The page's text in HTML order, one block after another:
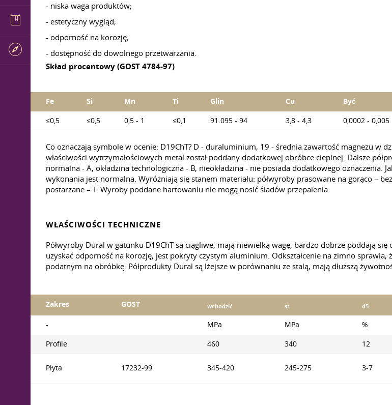
- niska waga produktów;
- estetyczny wygląd;
- odporność na korozję;
- dostępność do dowolnego przetwarzania.
Skład procentowy (GOST 4784-97)
Fe Si Mn Ti Glin Cu Być
≤0,5 ≤0,5 0,5 - 1 ≤0,1 91.095 - 94 3,8 - 4,3 0,0002 - 0,005
Co oznaczają symbole w ocenie: D19ChT? D - duraluminium, 19 - średnia zawartość magnezu w
właściwości wytrzymałościowych metal został poddany dodatkowej obróbce cieplnej. Dalsze
normalna - A, okładzina technologiczna - B, nieokładzina - nie posiada dodatkowego oznaczenia.
wykonania jest normalna. Wyróżniają się stanem materiału: półwyroby prasowane na gorąco –
postarzane – T. Wyroby poddane hartowaniu nie mogą nosić śladów przepalenia.
WŁAŚCIWOŚCI TECHNICZNE
Półwyroby Dural w gatunku D19ChT są ciągliwe, mają niewielką wagę, bardzo dobrze poddają
uzyskać odporność na korozję, jest pokryty czystym aluminium. Odkształcenie na zimno
podatnym na obróbkę. Półprodukty Dural są lżejsze w porównaniu ze stalą, mają dłuższą
Zakres GOST wchodzić st d5
- MPa MPa %
Profile 460 340 12
Płyta 17232-99 345-420 245-275 3-7